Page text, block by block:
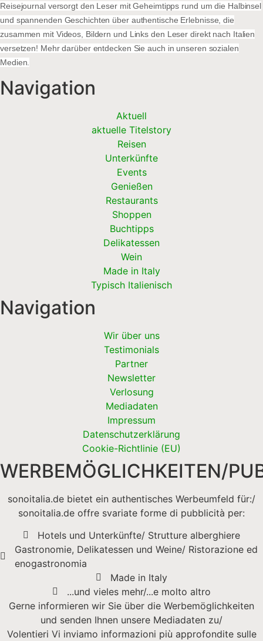
Reisejournal versorgt den Leser mit Geheimtipps rund um die Halbinsel
und spannenden Geschichten über authentische Erlebnisse, die
zusammen mit Videos, Bildern und Links den Leser direkt nach Italien
versetzen! Mehr darüber entdecken Sie auch in unseren sozialen
Medien.
Navigation
Aktuell
aktuelle Titelstory
Reisen
Unterkünfte
Events
Genießen
Restaurants
Shoppen
Buchtipps
Delikatessen
Wein
Made in Italy
Typisch Italienisch
Navigation
Wir über uns
Testimonials
Partner
Newsletter
Verlosung
Mediadaten
Impressum
Datenschutzerklärung
Cookie-Richtlinie (EU)
WERBEMÖGLICHKEITEN/
sonoitalia.de bietet ein authentisches Werbeumfeld für:/
sonoitalia.de offre svariate forme di pubblicità per:
Hotels und Unterkünfte/ Strutture alberghiere
Gastronomie, Delikatessen und Weine/ Ristorazione ed
enogastronomia
Made in Italy
...und vieles mehr/...e molto altro
Gerne informieren wir Sie über die Werbemöglichkeiten
und senden Ihnen unsere Mediadaten zu/
Volentieri Vi inviamo informazioni più approfondite sulle